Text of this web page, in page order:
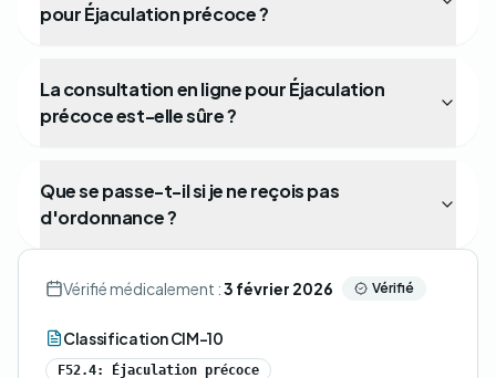
pour Éjaculation précoce ?
La consultation en ligne pour Éjaculation
précoce est-elle sûre ?
Que se passe-t-il si je ne reçois pas
d'ordonnance ?
Vérifié médicalement :3 février 2026 Vérifié
Classification CIM-10
F52.4: Éjaculation précoce